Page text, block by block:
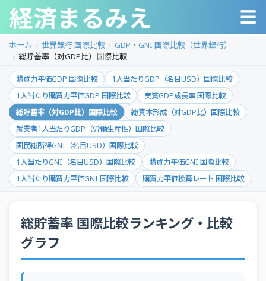
経済まるみえ ☰
ホーム 世界銀行 国際比較
GDP・GNI 国際比較（世界銀行）
総貯蓄率（対GDP比）国際比較
購買力平価GDP 国際比較
1人当たりGDP（名目USD）国際比較
1人当たり購買力平価GDP 国際比較
実質GDP成長率 国際比較
総貯蓄率（対GDP比）国際比較
総資本形成（対GDP比）国際比較
就業者1人当たりGDP（労働生産性）国際比較
国民総所得GNI（名目USD）国際比較
1人当たりGNI（名目USD）国際比較
購買力平価GNI 国際比較
1人当たり購買力平価GNI 国際比較
購買力平価換算レート 国際比較
総貯蓄率 国際比較ランキング・比較
グラフ